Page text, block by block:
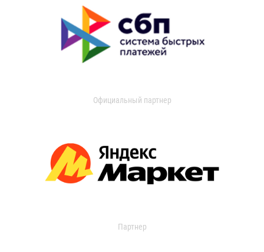
Официальный партнер
Партнер